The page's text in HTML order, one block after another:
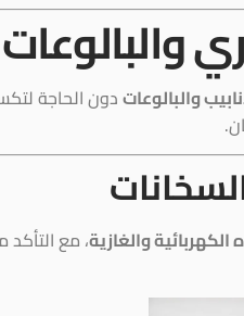
والبالوعات
والبالوعاتدون الحاجة
والغازية، مع